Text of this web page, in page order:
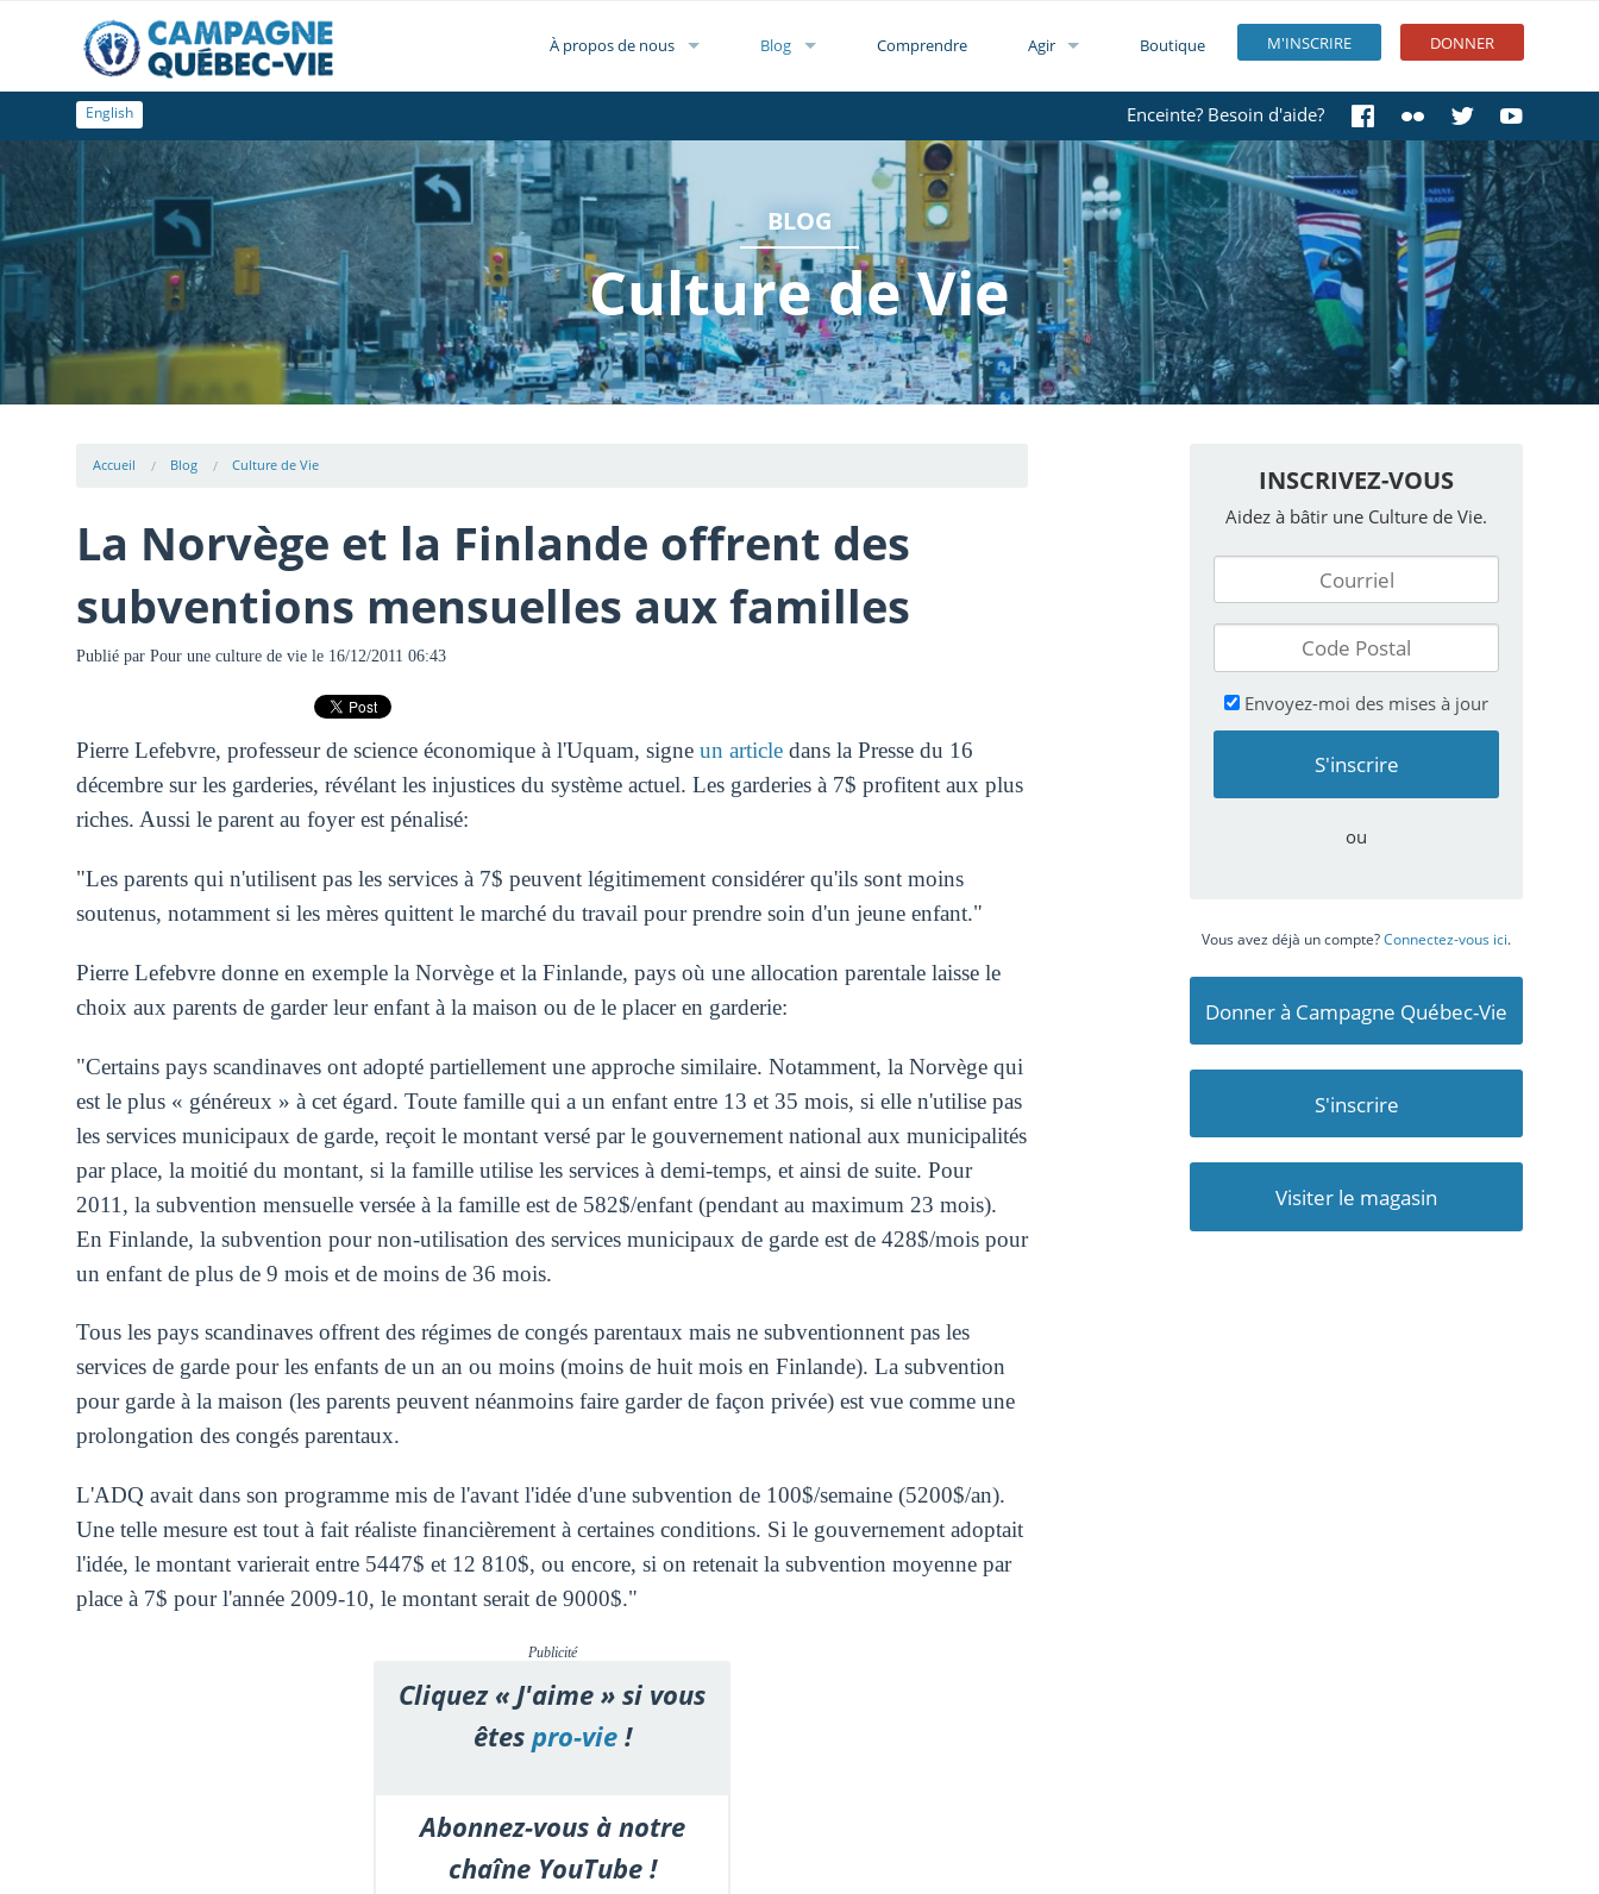
M'INSCRIRE DONNER
À propos de nous Blog Comprendre Agir Boutique
Enceinte? Besoin d'aide?
English
BLOG
Culture de Vie
Accueil Blog Culture de Vie
La Norvège et la Finlande offrent des
subventions mensuelles aux familles
Publié par Pour une culture de viele 16/12/2011 06:43
Pierre Lefebvre, professeur de science économique à l'Uquam, signe un article dans la Presse du 16
décembre sur les garderies, révélant les injustices du système actuel. Les garderies à 7$ profitent aux plus
riches. Aussi le parent au foyer est pénalisé:
"Les parents qui n'utilisent pas les services à 7$ peuvent légitimement considérer qu'ils sont moins
soutenus, notamment si les mères quittent le marché du travail pour prendre soin d'un jeune enfant."
Pierre Lefebvre donne en exemple la Norvège et la Finlande, pays où une allocation parentale laisse le
choix aux parents de garder leur enfant à la maison ou de le placer en garderie:
"Certains pays scandinaves ont adopté partiellement une approche similaire. Notamment, la Norvège qui
est le plus « généreux » à cet égard. Toute famille qui a un enfant entre 13 et 35 mois, si elle n'utilise pas
les services municipaux de garde, reçoit le montant versé par le gouvernement national aux municipalités
par place, la moitié du montant, si la famille utilise les services à demi-temps, et ainsi de suite. Pour
2011, la subvention mensuelle versée à la famille est de 582$/enfant (pendant au maximum 23 mois).
En Finlande, la subvention pour non-utilisation des services municipaux de garde est de 428$/mois pour
un enfant de plus de 9 mois et de moins de 36 mois.
Tous les pays scandinaves offrent des régimes de congés parentaux mais ne subventionnent pas les
services de garde pour les enfants de un an ou moins (moins de huit mois en Finlande). La subvention
pour garde à la maison (les parents peuvent néanmoins faire garder de façon privée) est vue comme une
prolongation des congés parentaux.
L'ADQ avait dans son programme mis de l'avant l'idée d'une subvention de 100$/semaine (5200$/an).
Une telle mesure est tout à fait réaliste financièrement à certaines conditions. Si le gouvernement adoptait
l'idée, le montant varierait entre 5447$ et 12 810$, ou encore, si on retenait la subvention moyenne par
place à 7$ pour l'année 2009-10, le montant serait de 9000$."
Publicité
Cliquez « J'aime » si vous
êtespro-vie!
Abonnez-vous à notre
chaîne YouTube !
INSCRIVEZ-VOUS
Aidez à bâtir une Culture de Vie.
Envoyez-moi des mises à jour
ou
Vous avez déjà un compte?Connectez-vous ici.
Donner à Campagne Québec-Vie
S'inscrire
Visiter le magasin